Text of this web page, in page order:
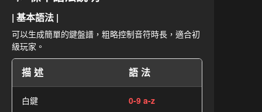
| 基本語法 |
可以生成簡單的鍵盤譜，粗略控制音符時長，適合初
級玩家。
描述 語法
白鍵 0-9 a-z